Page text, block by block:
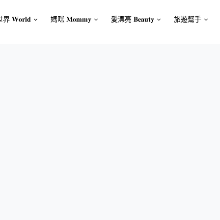
界 𝐖𝐨𝐫𝐥𝐝 媽咪 𝐌𝐨𝐦𝐦𝐲 愛漂亮 𝐁𝐞𝐚𝐮𝐭𝐲 旅遊幫手